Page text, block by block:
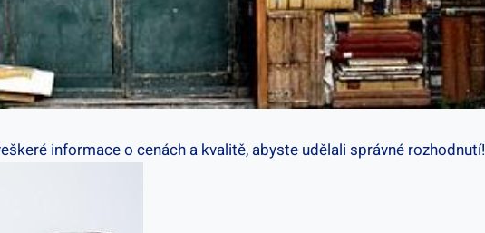
informace o cenách a kvalitě, abyste udělali správné rozhodnutí!